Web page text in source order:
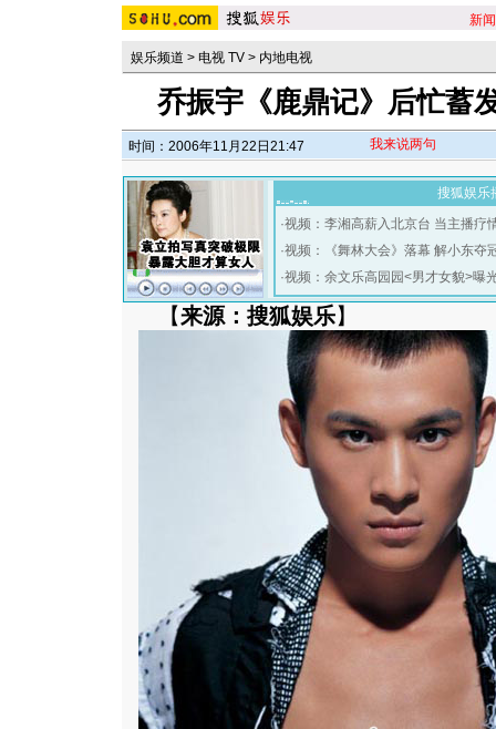
新闻
娱乐频道 > 电视 TV > 内地电视
乔振宇《鹿鼎记》后忙蓄
时间：2006年11月22日21:47 我来说两句
搜狐娱乐
·视频：李湘高薪入北京台 当主播疗
·视频：《舞林大会》落幕 解小东夺
·视频：余文乐高园园<男才女貌>曝
【来源：搜狐娱乐】